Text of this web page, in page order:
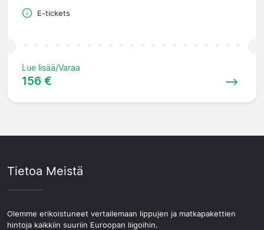
E-tickets
Lue lisää/Varaa
156 €
Tietoa Meistä
Olemme erikoistuneet vertailemaan lippujen ja matkapakettien
hintoja kaikkiin suuriin Euroopan liigoihin.